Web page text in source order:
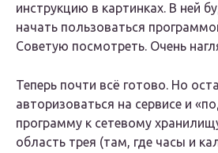
инструкцию в картинках. В ней
начать пользоваться
Советую посмотреть. Очень
Теперь почти всё готово. Но
авторизоваться на сервисе и
программу к сетевому
область трея (там, где часы и